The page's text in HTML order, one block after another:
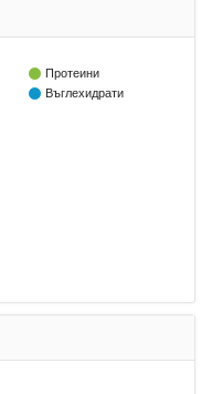
Протеини
Въглехидрати